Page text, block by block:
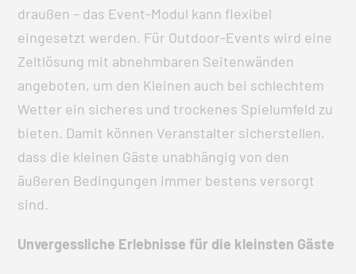
draußen – das Event-Modul kann flexibel
eingesetzt werden. Für Outdoor-Events wird eine
Zeltlösung mit abnehmbaren Seitenwänden
angeboten, um den Kleinen auch bei schlechtem
Wetter ein sicheres und trockenes Spielumfeld zu
bieten. Damit können Veranstalter sicherstellen,
dass die kleinen Gäste unabhängig von den
äußeren Bedingungen immer bestens versorgt
sind.
Unvergessliche Erlebnisse für die kleinsten Gäste